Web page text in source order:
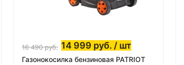
16 490руб. 14 999 руб. / шт
Газонокосилка бензиновая PATRIOT